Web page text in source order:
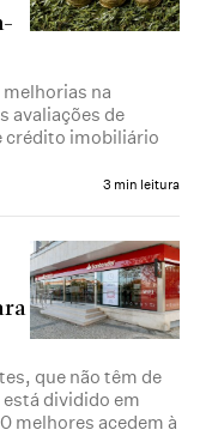
na
avaliações de
crédito imobiliário
3 min leitura
que não têm de
dividido em
melhores acedem à